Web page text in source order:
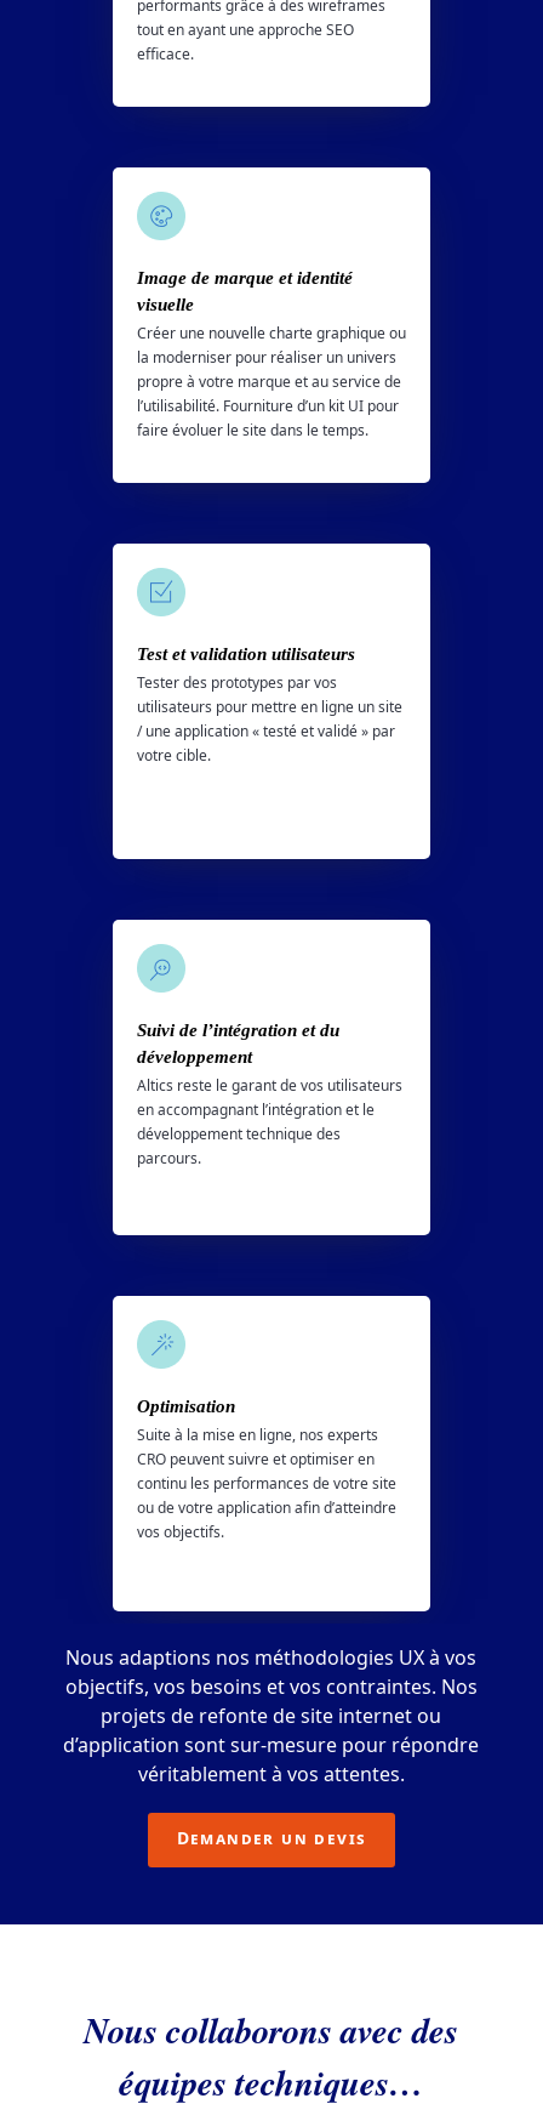
performants grâce à des wireframes
tout en ayant une approche SEO
efficace.
Image de marque et identité
visuelle
Créer une nouvelle charte graphique ou
la moderniser pour réaliser un univers
propre à votre marque et au service de
l’utilisabilité. Fourniture d’un kit UI pour
faire évoluer le site dans le temps.
Test et validation utilisateurs
Tester des prototypes par vos
utilisateurs pour mettre en ligne un site
/ une application « testé et validé » par
votre cible.
Suivi de l’intégration et du
développement
Altics reste le garant de vos utilisateurs
en accompagnant l’intégration et le
développement technique des
parcours.
Optimisation
Suite à la mise en ligne, nos experts
CRO peuvent suivre et optimiser en
continu les performances de votre site
ou de votre application afin d’atteindre
vos objectifs.
Nous adaptions nos méthodologies UX à vos
objectifs, vos besoins et vos contraintes. Nos
projets de refonte de site internet ou
d’application sont sur-mesure pour répondre
véritablement à vos attentes.
Demander un devis
Nous collaborons avec des
équipes techniques…